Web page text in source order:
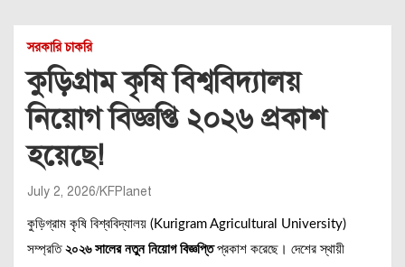
সরকারি চাকরি
কুড়িগ্রাম কৃষি বিশ্ববিদ্যালয়
নিয়োগ বিজ্ঞপ্তি ২০২৬ প্রকাশ
হয়েছে!
July 2, 2026 KFPlanet
কুড়িগ্রাম কৃষি বিশ্ববিদ্যালয় (Kurigram Agricultural University)
সম্প্রতি ২০২৬ সালের নতুন নিয়োগ বিজ্ঞপ্তিপ্রকাশ করেছে। দেশের স্থায়ী